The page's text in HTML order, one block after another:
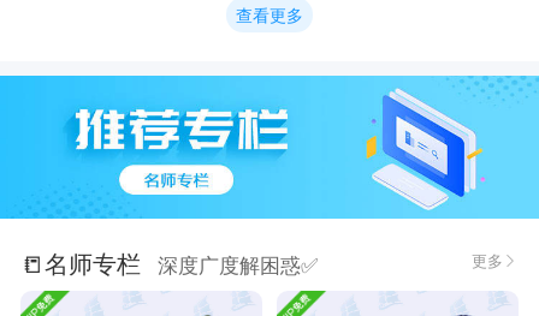
查看更多
📒名师专栏 深度广度解困惑✅ 更多 